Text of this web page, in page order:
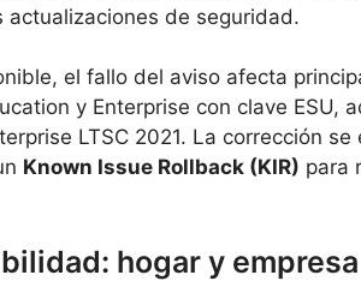
de seguridad.
el fallo del aviso afecta
y Enterprise con clave ESU,
LTSC 2021. La corrección
Known Issue Rollback (KIR) para
hogar y empresa